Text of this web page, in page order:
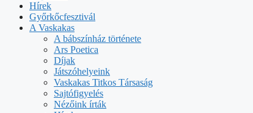
Hírek
Győrkőcfesztivál
A Vaskakas
A bábszínház története
Ars Poetica
Díjak
Játszóhelyeink
Vaskakas Titkos Társaság
Sajtófigyelés
Nézőink írták